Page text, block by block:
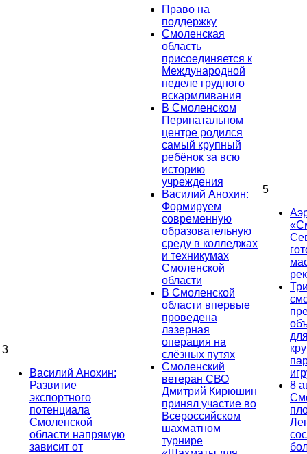
3
Василий Анохин:
Развитие
экспортного
потенциала
Смоленской
области напрямую
зависит от
Право на
поддержку
Смоленская
область
присоединяется к
Международной
неделе грудного
вскармливания
В Смоленском
Перинатальном
центре родился
самый крупный
ребёнок за всю
историю
учреждения
Василий Анохин:
Формируем
современную
образовательную
среду в колледжах
и техникумах
Смоленской
области
В Смоленской
области впервые
проведена
лазерная
операция на
слёзных путях
Смоленский
ветеран СВО
Дмитрий Кирюшин
принял участие во
Всероссийском
шахматном
турнире
5
8